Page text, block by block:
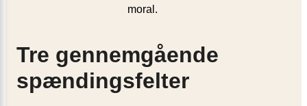
moral.
Tre gennemgående
spændingsfelter